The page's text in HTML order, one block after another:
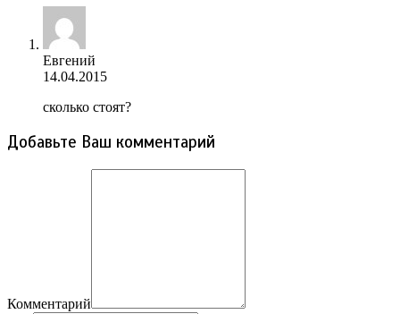
Евгений
14.04.2015
сколько стоят?
Добавьте Ваш комментарий
Комментарий